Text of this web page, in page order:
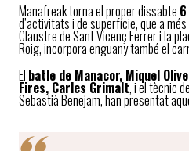
Manafreak torna el proper dissabte
d’activitats i de superfície, que a
Claustre de Sant Vicenç Ferrer i la
Roig, incorpora enguany també el
El batle de Manacor, Miquel
Fires, Carles Grimalt, i el tècnic
Sebastià Benejam, han presentat